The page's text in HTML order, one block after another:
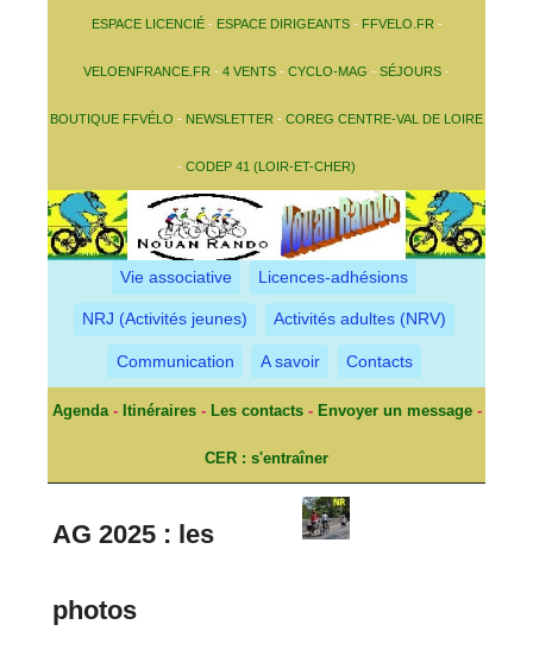
ESPACE LICENCIÉ- ESPACE DIRIGEANTS- FFVELO.FR -
VELOENFRANCE.FR - 4 VENTS - CYCLO-MAG - SÉJOURS -
BOUTIQUE FFVÉLO - NEWSLETTER - COREG CENTRE-VAL DE LOIRE
- CODEP 41 (LOIR-ET-CHER)
Vie associative Licences-adhésions
NRJ (Activités jeunes) Activités adultes (NRV)
Communication A savoir Contacts
Agenda- Itinéraires- Les contacts- Envoyer un message-
CER : s'entraîner
AG 2025 : les
photos